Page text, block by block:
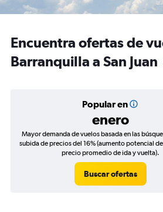
Encuentra ofertas de
Barranquilla a San Juan
Popular en
enero
Mayor demanda de vuelos basada en las
subida de precios del 16% (aumento potencial
precio promedio de ida y vuelta).
Buscar ofertas